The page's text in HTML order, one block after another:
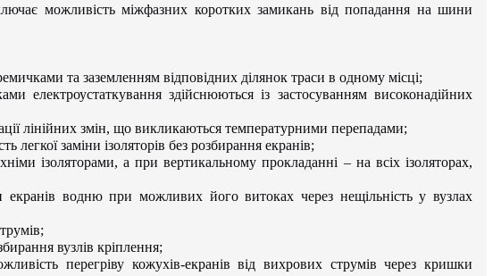
можливість міжфазних коротких замикань від попадання на шини
та заземленням відповідних ділянок траси в одному місці;
електроустаткування здійснюються із застосуванням високонадійних
лінійних змін, що викликаються температурними перепадами;
заміни ізоляторів без розбирання екранів;
ізоляторами, а при вертикальному прокладанні – на всіх ізоляторах,
водню при можливих його витоках через нещільність у вузлах
вузлів кріплення;
перегріву кожухів-екранів від вихрових струмів через кришки